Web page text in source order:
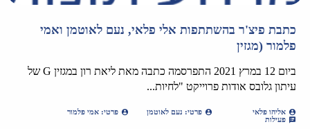
כתבת פיצ'ר בהשתתפות אלי פלאי, נעם לאוטמן ואמי
פלמור (מגזין
ביום 12 במרץ 2021 התפרסמה כתבה מאת ליאת רון במגזין G של
עיתון גלובס אודות פרוייקט "לחיות...
אליהו פלאי פרטי: נעם לאוטמן
פרטי: אמי פלמור
פעילות